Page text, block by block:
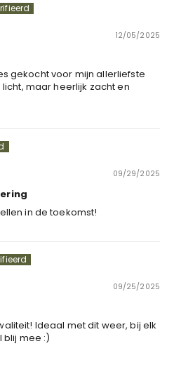
12/05/2025
gekocht voor mijn allerliefste
maar heerlijk zacht en
09/29/2025
in de toekomst!
09/25/2025
Ideaal met dit weer, bij elk
blij mee :)